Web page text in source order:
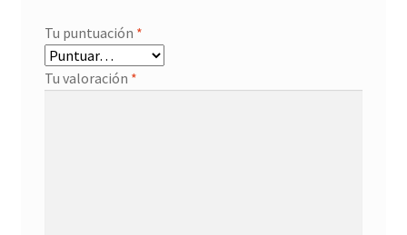
Tu puntuación *
Tu valoración *